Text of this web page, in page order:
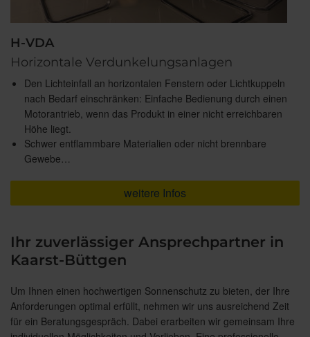
H-VDA
Horizontale Verdunkelungsanlagen
Den Lichteinfall an horizontalen Fenstern oder Lichtkuppeln
nach Bedarf einschränken: Einfache Bedienung durch einen
Motorantrieb, wenn das Produkt in einer nicht erreichbaren
Höhe liegt.
Schwer entflammbare Materialien oder nicht brennbare
Gewebe…
weitere Infos
Ihr zuverlässiger Ansprechpartner in
Kaarst-Büttgen
Um Ihnen einen hochwertigen Sonnenschutz zu bieten, der Ihre
Anforderungen optimal erfüllt, nehmen wir uns ausreichend Zeit
für ein Beratungsgespräch. Dabei erarbeiten wir gemeinsam Ihre